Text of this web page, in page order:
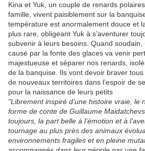
Kina et Yuk, un couple de renards
famille, vivent paisiblement sur la
température est anormalement douce et
plus rare, obligeant Yuk à s’aventurer
subvenir à leurs besoins. Quand
causé par la fonte des glaces va venir
majestueuse et séparer nos renards,
de la banquise. Ils vont devoir braver
de nouveaux territoires dans l’espoir de
pour la naissance de leurs petits
"Librement inspiré d’une histoire vraie, le
forme de conte de Guillaume
toujours, la part belle à l’émotion et à
tournage au plus près des animaux
environnements fragiles et en pleine